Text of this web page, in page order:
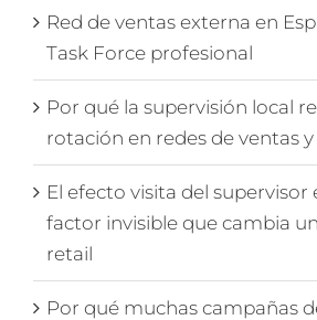
Red de ventas externa en
Task Force profesional
Por qué la supervisión local
rotación en redes de ventas y
El efecto visita del supervisor
factor invisible que cambia
retail
Por qué muchas campañas